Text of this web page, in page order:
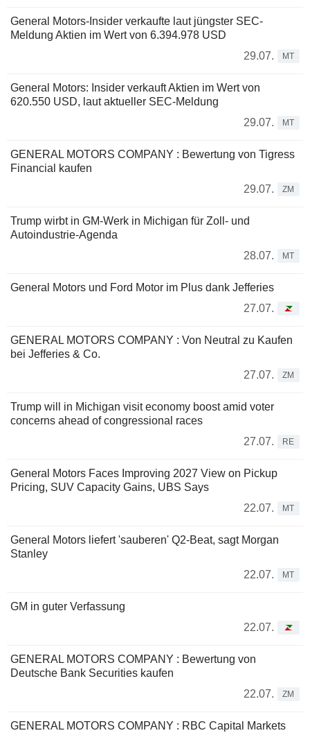
General Motors-Insider verkaufte laut jüngster SEC-
Meldung Aktien im Wert von 6.394.978 USD
29.07.
MT
General Motors: Insider verkauft Aktien im Wert von
620.550 USD, laut aktueller SEC-Meldung
29.07.
MT
GENERAL MOTORS COMPANY : Bewertung von Tigress
Financial kaufen
29.07.
ZM
Trump wirbt in GM-Werk in Michigan für Zoll- und
Autoindustrie-Agenda
28.07.
MT
General Motors und Ford Motor im Plus dank Jefferies
27.07.
GENERAL MOTORS COMPANY : Von Neutral zu Kaufen
bei Jefferies & Co.
27.07.
ZM
Trump will in Michigan visit economy boost amid voter
concerns ahead of congressional races
27.07.
RE
General Motors Faces Improving 2027 View on Pickup
Pricing, SUV Capacity Gains, UBS Says
22.07.
MT
General Motors liefert 'sauberen' Q2-Beat, sagt Morgan
Stanley
22.07.
MT
GM in guter Verfassung
22.07.
GENERAL MOTORS COMPANY : Bewertung von
Deutsche Bank Securities kaufen
22.07.
ZM
GENERAL MOTORS COMPANY : RBC Capital Markets